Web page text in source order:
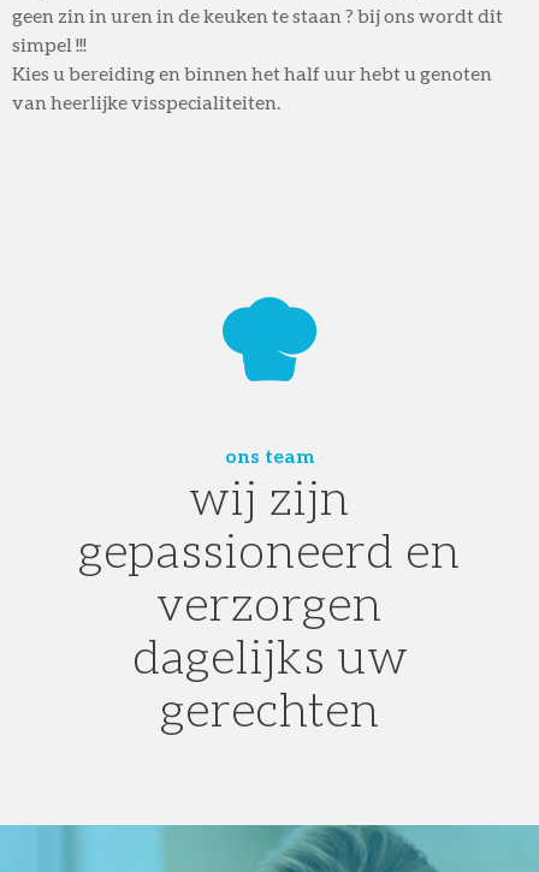
geen zin in uren in de keuken te staan ? bij ons wordt dit
simpel !!!
Kies u bereiding en binnen het half uur hebt u genoten
van heerlijke visspecialiteiten.
ons team
wij zijn
gepassioneerd en
verzorgen
dagelijks uw
gerechten